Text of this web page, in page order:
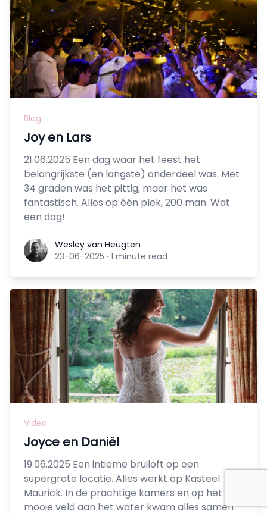
Blog
Joy en Lars
21.06.2025 Een dag waar het feest het
belangrijkste (en langste) onderdeel was. Met
34 graden was het pittig, maar het was
fantastisch. Alles op één plek, 200 man. Wat
een dag!
Wesley van Heugten
Wesley van Heugten
23-06-2025 · 1 minute read
Video
Joyce en Daniël
19.06.2025 Een intieme bruiloft op een
supergrote locatie. Alles werkt op Kasteel
Maurick. In de prachtige kamers en op het
mooie veld aan het water kwam alles samen